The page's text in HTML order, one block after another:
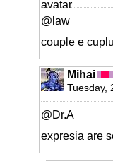
@law
couple e
Mihai
Tuesday,
@Dr.A
expresia are